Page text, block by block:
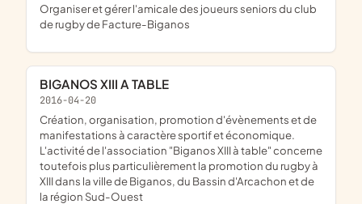
organiser et gérer l'amicale des joueurs seniors du club
de rugby de Facture-Biganos
BIGANOS XIII A TABLE
2016-04-20
création, organisation, promotion d'évènements et de
manifestations à caractère sportif et économique.
L'activité de l'association "Biganos XIII à table" concerne
toutefois plus particulièrement la promotion du rugby à
XIII dans la ville de Biganos, du Bassin d'Arcachon et de
la région Sud-Ouest